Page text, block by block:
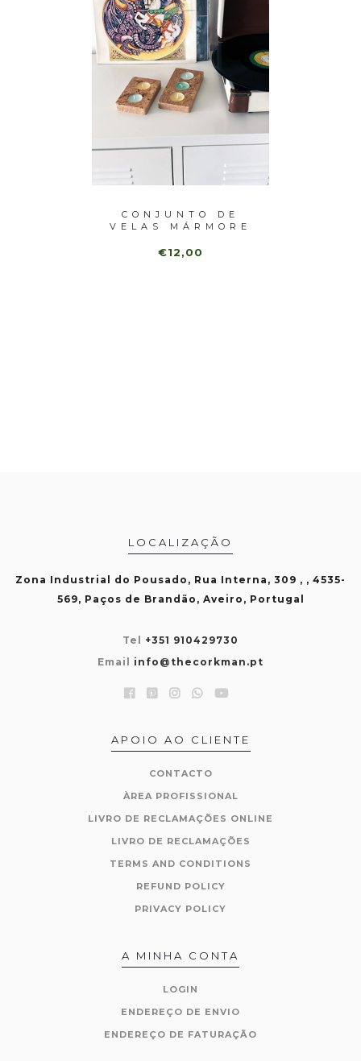
CONJUNTO DE
VELAS MÁRMORE
€12,00
LOCALIZAÇÃO
Zona Industrial do Pousado, Rua Interna, 309 , , 4535-
569, Paços de Brandão, Aveiro, Portugal
Tel +351 910429730
Email info@thecorkman.pt
APOIO AO CLIENTE
CONTACTO
ÀREA PROFISSIONAL
LIVRO DE RECLAMAÇÕES ONLINE
LIVRO DE RECLAMAÇÕES
TERMS AND CONDITIONS
REFUND POLICY
PRIVACY POLICY
A MINHA CONTA
LOGIN
ENDEREÇO DE ENVIO
ENDEREÇO DE FATURAÇÃO